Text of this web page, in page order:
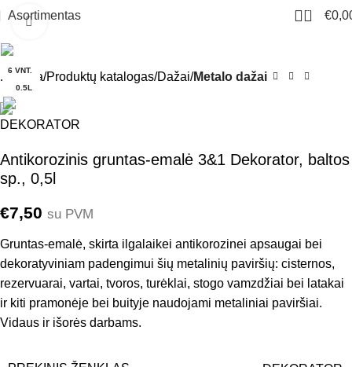
Asortimentas 0 €
6 VNT.
0.5L
Click to enlarge
Pradžia Produktų katalogas Dažai Metalo dažai
Antikorozinis gruntas-emalė 3&1 Dekorator, baltos
sp., 0,5l
€7,50 su PVM
Gruntas-emalė, skirta ilgalaikei antikorozinei apsaugai bei
dekoratyviniam padengimui šių metalinių paviršių: cisternos,
rezervuarai, vartai, tvoros, turėklai, stogo vamzdžiai bei latakai
ir kiti pramonėje bei buityje naudojami metaliniai paviršiai.
Vidaus ir išorės darbams.